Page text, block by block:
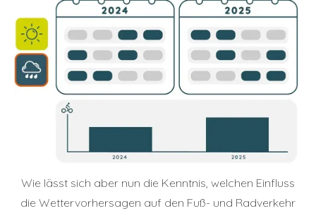
Wie lässt sich aber nun die Kenntnis, welchen Einfluss
die Wettervorhersagen auf den Fuß- und Radverkehr